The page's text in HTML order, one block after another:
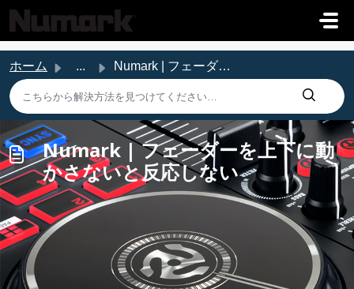
メインコンテンツに移動
ホーム ... Numark | フェーダーを上下に動かさないと反応しない
Numark | フェーダーを上下に動
かさないと反応しない